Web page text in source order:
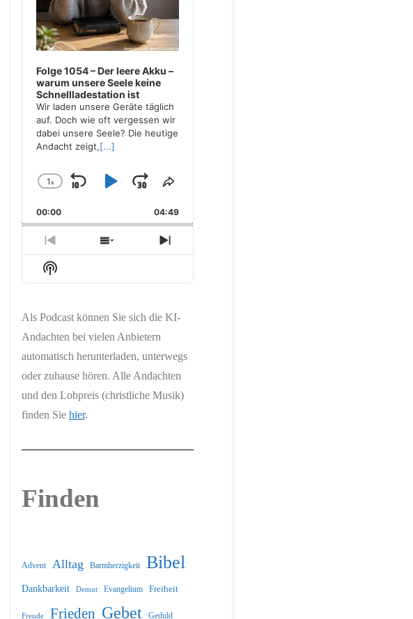
Folge 1054 – Der leere Akku –
warum unsere Seele keine
Schnellladestation ist
Wir laden unsere Geräte täglich
auf. Doch wie oft vergessen wir
dabei unsere Seele? Die heutige
Andacht zeigt,[...]
Change
Rate
1x
Skip
Backward
Play
Pause
Jump
Forward
Share
Episode
00:00 04:49
Previous
Episode
Show
Episodes
Next
Episode
Show
Podcast
Als Podcast können Sie sich die KI-
Andachten bei vielen Anbietern
automatisch herunterladen, unterwegs
oder zuhause hören. Alle Andachten
und den Lobpreis (christliche Musik)
finden Sie hier.
Finden
Advent Alltag Barmherzigkeit Bibel
Dankbarkeit Demut Evangelium Freiheit
Freude Frieden Gebet Geduld